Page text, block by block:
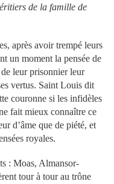
de la famille de
après avoir trempé leurs
un moment la pensée de
leur prisonnier leur
vertus. Saint Louis dit
couronne si les infidèles
fait mieux connaître ce
d’âme que de piété, et
royales.
: Moas, Almansor-
tour à tour au trône